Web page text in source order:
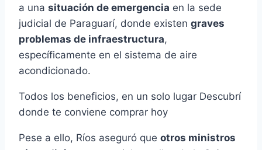
a una situación de emergencia en la sede
judicial de Paraguarí, donde existen graves
problemas de infraestructura,
específicamente en el sistema de aire
acondicionado.
Todos los beneficios, en un solo lugar Descubrí
donde te conviene comprar hoy
Pese a ello, Ríos aseguró que otros ministros